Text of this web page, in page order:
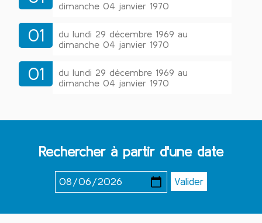
dimanche 04 janvier 1970
01
du lundi 29 décembre 1969 au
dimanche 04 janvier 1970
01
du lundi 29 décembre 1969 au
dimanche 04 janvier 1970
Rechercher à partir d'une date